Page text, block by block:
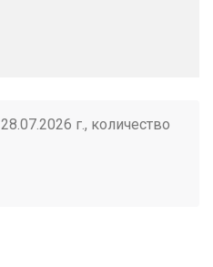
г., количество